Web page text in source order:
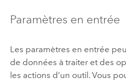
Paramètres en entrée
Les paramètres en entrée
de données à traiter et des
les actions d’un outil. Vous